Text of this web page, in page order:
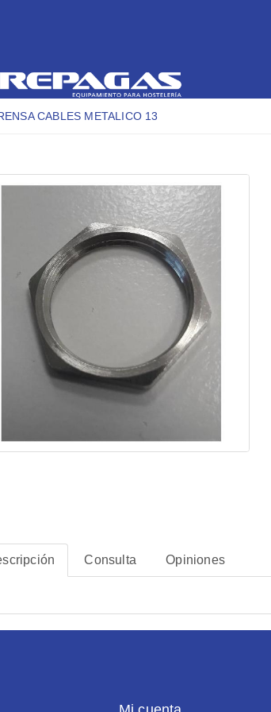
CABLES METALICO 13
Consulta Opiniones